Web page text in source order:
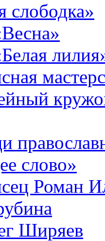
слободка»
слово»
Роман
Ширяев